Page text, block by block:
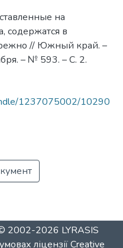
на
содержатся в
// Южный край. –
– № 593. – С. 2.
1237075002/10290
2002-2026 LYRASIS
ліцензіїCreative